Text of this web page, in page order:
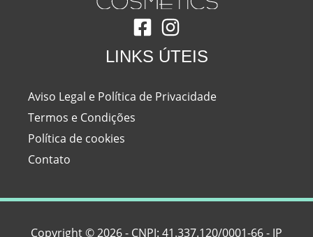
LINKS ÚTEIS
Aviso Legal e Política de Privacidade
Termos e Condições
Política de cookies
Contato
Copyright © 2026 - CNPJ: 41.337.120/0001-66 - JP